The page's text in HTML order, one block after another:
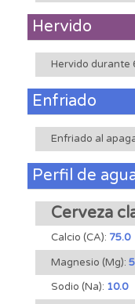
Hervido
Hervido durante
Enfriado
Enfriado al
Perfil de
Cerveza
Calcio (CA): 75.0
Magnesio (Mg):
Sodio (Na): 10.0